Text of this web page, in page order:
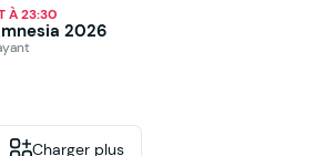
À 23:30
2026
Charger plus